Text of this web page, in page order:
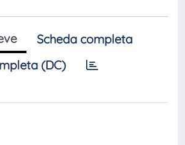
Scheda completa
(DC)